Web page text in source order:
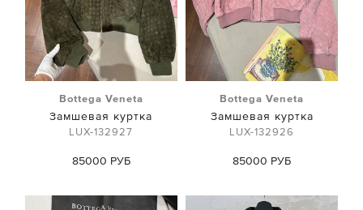
Bottega Veneta
Замшевая куртка
LUX-132927
85000 РУБ
Bottega Veneta
Замшевая куртка
LUX-132926
85000 РУБ